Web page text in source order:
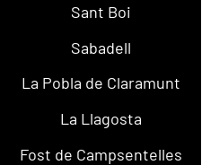
Sant Boi
Sabadell
La Pobla de Claramunt
La Llagosta
Fost de Campsentelles